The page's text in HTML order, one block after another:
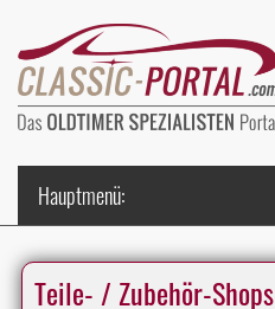
Teile- / Zubehör-Shops